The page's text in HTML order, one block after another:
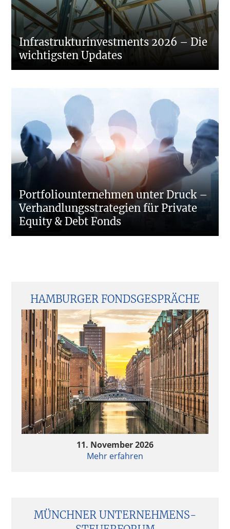
Infrastrukturinvestments 2026 – Die
wichtigsten Updates
Portfoliounternehmen unter Druck –
Verhandlungsstrategien für Private
Equity & Debt Fonds
HAMBURGER FONDSGESPRÄCHE
11. November 2026
Mehr erfahren
MÜNCHNER UNTERNEHMENS­